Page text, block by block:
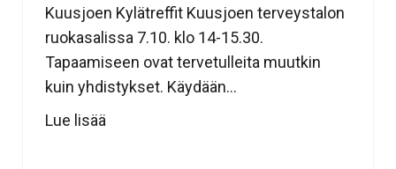
Kuusjoen Kylätreffit Kuusjoen terveystalon
ruokasalissa 7.10. klo 14-15.30.
Tapaamiseen ovat tervetulleita muutkin
kuin yhdistykset. Käydään...
Lue lisää